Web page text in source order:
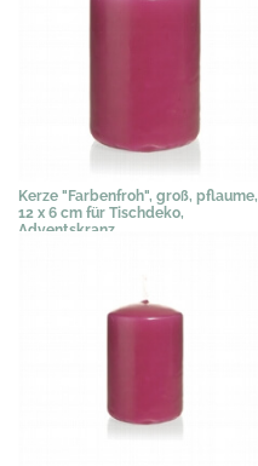
Kerze "Farbenfroh", groß, pflaume,
12 x 6 cm für Tischdeko,
Adventskranz